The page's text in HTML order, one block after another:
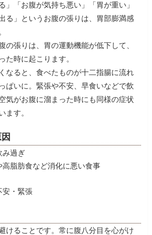
」「お腹が気持ち悪い」「胃が重い」
る」というお腹の張りは、胃部膨満感
の張りは、胃の運動機能が低下して、
た時に起こります。
なると、食べたものが十二指腸に流れ
ぱいに。緊張や不安、早食いなどで飲
気がお腹に溜まった時にも同様の症状
ます。
み過ぎ
高脂肪食など消化に悪い食事
安・緊張
けることです。常に腹八分目を心がけ